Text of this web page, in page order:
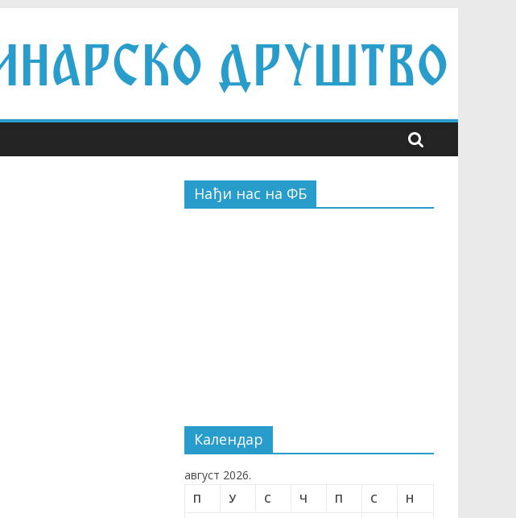
Нађи нас на ФБ
Календар
август 2026.
П
У С Ч П С
Н